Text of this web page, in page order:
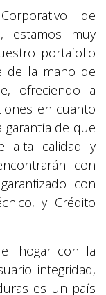
de
estamos muy
portafolio
de la mano de
ofreciendo a
en cuanto
garantía de que
alta calidad y
con
con
y Crédito
hogar con la
integridad,
es un país